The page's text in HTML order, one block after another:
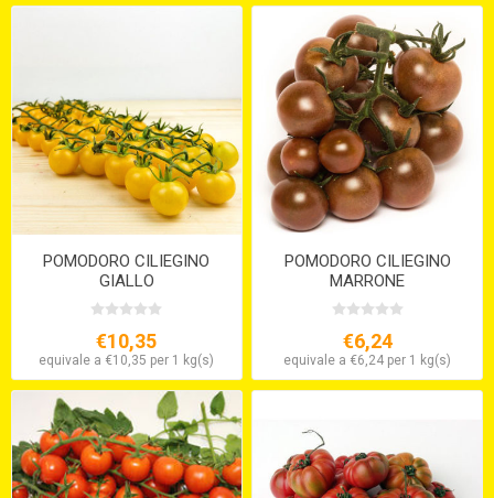
POMODORO CILIEGINO
GIALLO
€10,35
equivale a €10,35 per 1 kg(s)
POMODORO CILIEGINO
MARRONE
€6,24
equivale a €6,24 per 1 kg(s)